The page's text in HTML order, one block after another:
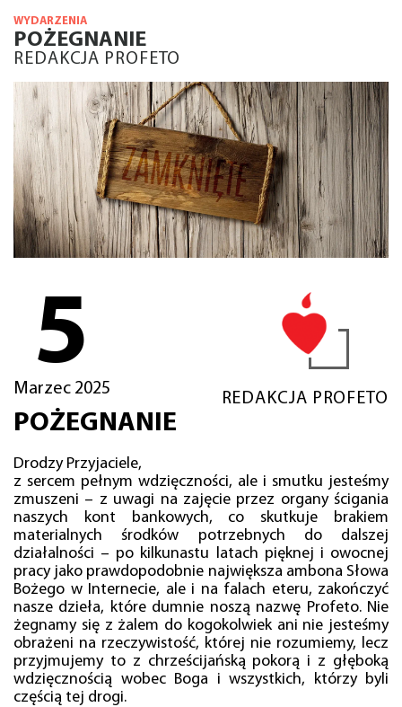
WYDARZENIA
POŻEGNANIE
REDAKCJA PROFETO
5
Marzec 2025
REDAKCJA PROFETO
POŻEGNANIE
Drodzy Przyjaciele,
z sercem pełnym wdzięczności, ale i smutku jesteśmy
zmuszeni – z uwagi na zajęcie przez organy ścigania
naszych kont bankowych, co skutkuje brakiem
materialnych środków potrzebnych do dalszej
działalności – po kilkunastu latach pięknej i owocnej
pracy jako prawdopodobnie największa ambona Słowa
Bożego w Internecie, ale i na falach eteru, zakończyć
nasze dzieła, które dumnie noszą nazwę Profeto. Nie
żegnamy się z żalem do kogokolwiek ani nie jesteśmy
obrażeni na rzeczywistość, której nie rozumiemy, lecz
przyjmujemy to z chrześcijańską pokorą i z głęboką
wdzięcznością wobec Boga i wszystkich, którzy byli
częścią tej drogi.